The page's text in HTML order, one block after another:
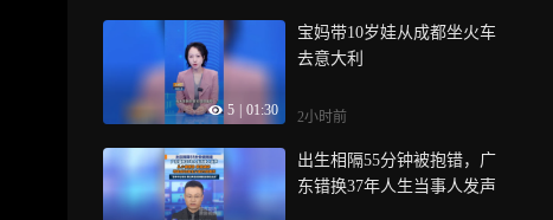
5 01:30
宝妈带10岁娃从成都坐火车
去意大利
2小时前
出生相隔55分钟被抱错，广
东错换37年人生当事人发声